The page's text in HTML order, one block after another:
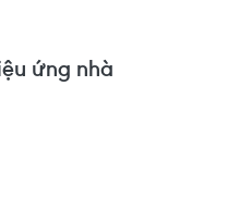
ứng nhà